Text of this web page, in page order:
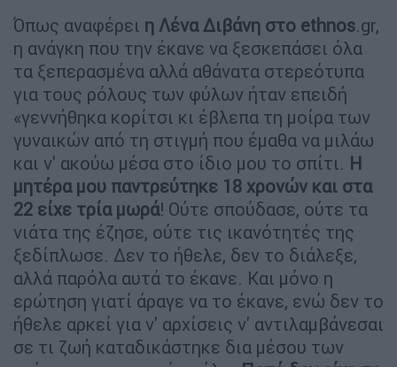
Όπως αναφέρει η Λένα Διβάνη στο ethnos.gr,
η ανάγκη που την έκανε να ξεσκεπάσει όλα
τα ξεπερασμένα αλλά αθάνατα στερεότυπα
για τους ρόλους των φύλων ήταν επειδή
«γεννήθηκα κορίτσι κι έβλεπα τη μοίρα των
γυναικών από τη στιγμή που έμαθα να μιλάω
και ν' ακούω μέσα στο ίδιο μου το σπίτι. Η
μητέρα μου παντρεύτηκε 18 χρονών και στα
22 είχε τρία μωρά! Ούτε σπούδασε, ούτε τα
νιάτα της έζησε, ούτε τις ικανότητές της
ξεδίπλωσε. Δεν το ήθελε, δεν το διάλεξε,
αλλά παρόλα αυτά το έκανε. Και μόνο η
ερώτηση γιατί άραγε να το έκανε, ενώ δεν το
ήθελε αρκεί για ν' αρχίσεις ν' αντιλαμβάνεσαι
σε τι ζωή καταδικάστηκε δια μέσου των